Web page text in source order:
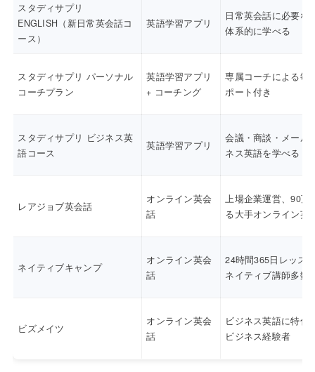
スタディサプリ
ENGLISH（新日常英会話コ
ース）
英語学習アプリ
日常英会話に必要な
体系的に学べる
スタディサプリ パーソナル
コーチプラン
英語学習アプリ
+ コーチング
専属コーチによる毎
ポート付き
スタディサプリ ビジネス英
語コース
英語学習アプリ
会議・商談・メール
ネス英語を学べる
レアジョブ英会話
オンライン英会
話
上場企業運営、90万
る大手オンライン英
ネイティブキャンプ
オンライン英会
話
24時間365日レッス
ネイティブ講師多数
ビズメイツ
オンライン英会
話
ビジネス英語に特化
ビジネス経験者